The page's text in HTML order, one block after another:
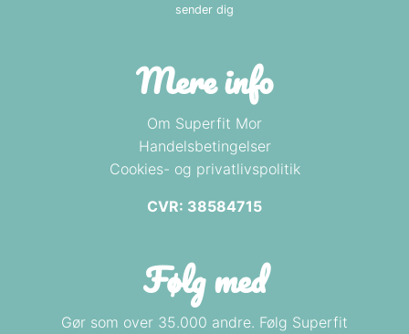
Mere info
Om Superfit Mor
Handelsbetingelser
Cookies- og privatlivspolitik
CVR: 38584715
sender dig
Følg med
Gør som over 35.000 andre. Følg Superfit